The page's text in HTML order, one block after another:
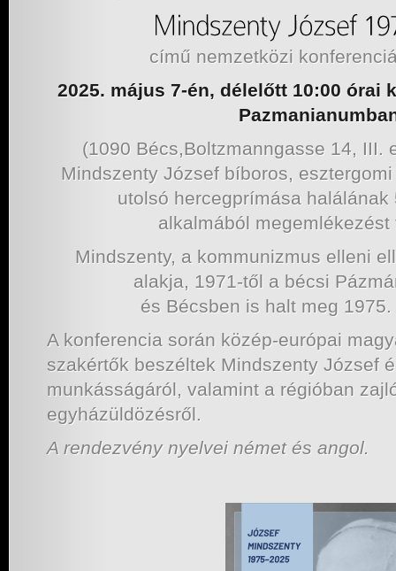
című nemzetközi
2025. május 7-én, délelőtt 10:00 órai
(1090 Bécs,Boltzmanngasse 14, III.
Mindszenty József bíboros,
utolsó hercegprímása halálának
alkalmából megemlékezést
Mindszenty, a kommunizmus elleni
alakja, 1971-től a bécsi
és Bécsben is halt meg
A konferencia során közép-európai
szakértők beszéltek Mindszenty József
munkásságáról, valamint a régióban
egyházüldözésről.
A rendezvény nyelvei német és angol.